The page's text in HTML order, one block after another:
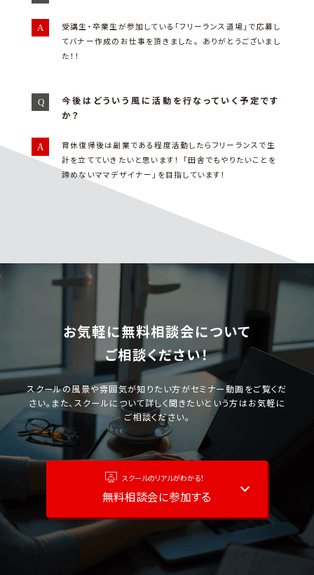
受講生・卒業生が参加している「フリーランス道場」で応募し
てバナー作成のお仕事を頂きました。 ありがとうございまし
た！！
今後はどういう風に活動を行なっていく予定です
か？
育休復帰後は副業である程度活動したらフリーランスで生
計を立てていきたいと思います！ 「田舎でもやりたいことを
諦めないママデザイナー」を目指しています！
お気軽に無料相談会について
ご相談ください！
スクールの風景や雰囲気が知りたい方がセミナー動画をご覧くだ
さい。また、スクールについて詳しく聞きたいという方はお気軽に
ご相談ください。
スクールのリアルがわかる！
無料相談会に参加する